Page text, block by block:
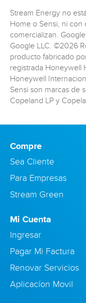
Stream Energy no
Home o Sensi, ni
comercializan.
Google LLC. ©2026
producto fabricado
registrada Honeywell
Honeywell
Sensi son marcas de
Copeland LP y
Compre
Sea Cliente
Para Empresas
Stream Green
Mi Cuenta
Ingresar
Pagar Mi Factura
Renovar Servicios
Aplicacíon Movil